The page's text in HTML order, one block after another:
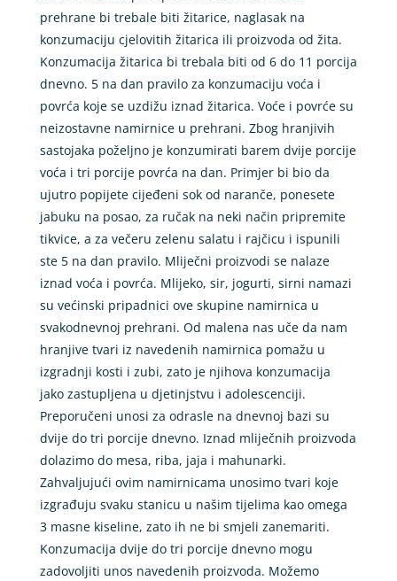
prehrane bi trebale biti žitarice, naglasak na
konzumaciju cjelovitih žitarica ili proizvoda od žita.
Konzumacija žitarica bi trebala biti od 6 do 11 porcija
dnevno. 5 na dan pravilo za konzumaciju voća i
povrća koje se uzdižu iznad žitarica. Voće i povrće su
neizostavne namirnice u prehrani. Zbog hranjivih
sastojaka poželjno je konzumirati barem dvije porcije
voća i tri porcije povrća na dan. Primjer bi bio da
ujutro popijete cijeđeni sok od naranče, ponesete
jabuku na posao, za ručak na neki način pripremite
tikvice, a za večeru zelenu salatu i rajčicu i ispunili
ste 5 na dan pravilo. Mliječni proizvodi se nalaze
iznad voća i povrća. Mlijeko, sir, jogurti, sirni namazi
su većinski pripadnici ove skupine namirnica u
svakodnevnoj prehrani. Od malena nas uče da nam
hranjive tvari iz navedenih namirnica pomažu u
izgradnji kosti i zubi, zato je njihova konzumacija
jako zastupljena u djetinjstvu i adolescenciji.
Preporučeni unosi za odrasle na dnevnoj bazi su
dvije do tri porcije dnevno. Iznad mliječnih proizvoda
dolazimo do mesa, riba, jaja i mahunarki.
Zahvaljujući ovim namirnicama unosimo tvari koje
izgrađuju svaku stanicu u našim tijelima kao omega
3 masne kiseline, zato ih ne bi smjeli zanemariti.
Konzumacija dvije do tri porcije dnevno mogu
zadovoljiti unos navedenih proizvoda. Možemo